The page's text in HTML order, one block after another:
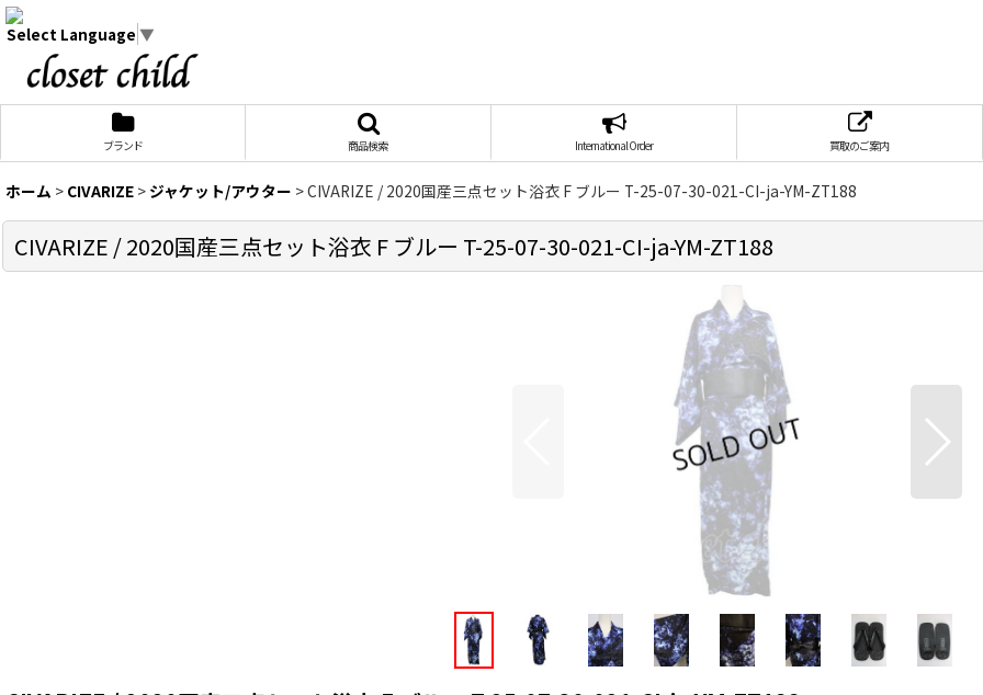
Select Language ▼
ブランド 商品検索 International Order 買取のご案内
ホーム > CIVARIZE > ジャケット/アウター >CIVARIZE / 2020国産三点セット浴衣 F ブルー T-25-07-30-021-CI-ja-YM-ZT188
CIVARIZE / 2020国産三点セット浴衣 F ブルー T-25-07-30-021-CI-ja-YM-ZT188